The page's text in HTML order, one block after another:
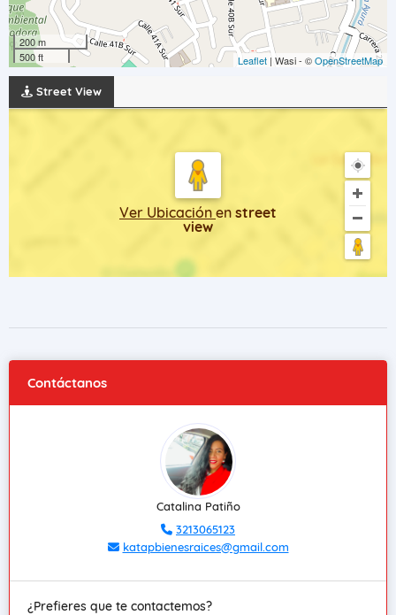
200 m
500 ft
Leaflet | Wasi - ©OpenStreetMap
Street View
Ver Ubicación en street
view
Contáctanos
Catalina Patiño
3213065123
katapbienesraices@gmail.com
¿Prefieres que te contactemos?